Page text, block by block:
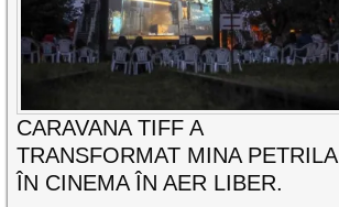
CARAVANA TIFF A
TRANSFORMAT MINA PETRILA
ÎN CINEMA ÎN AER LIBER.